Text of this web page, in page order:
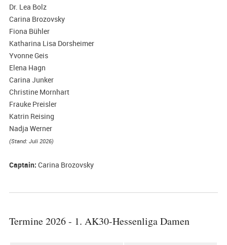
Dr. Lea Bolz
Carina Brozovsky
Fiona Bühler
Katharina Lisa Dorsheimer
Yvonne Geis
Elena Hagn
Carina Junker
Christine Mornhart
Frauke Preisler
Katrin Reising
Nadja Werner
(Stand: Juli 2026)
Captain: Carina Brozovsky
Termine 2026 - 1. AK30-Hessenliga Damen